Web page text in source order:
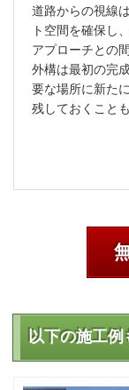
道路からの視線
ト空間を確保し
アプローチとの
外構は最初の完
要な場所に新た
残しておくこと
以下の施工例